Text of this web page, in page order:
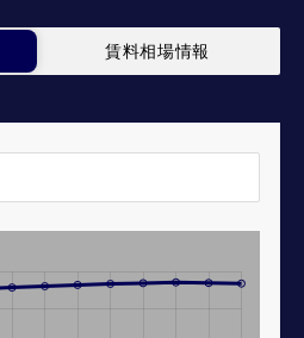
賃料相場情報